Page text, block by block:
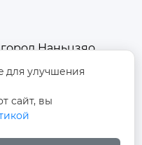
Наньцзяо,
Цзыбо, провинция
для улучшения
сайт, вы